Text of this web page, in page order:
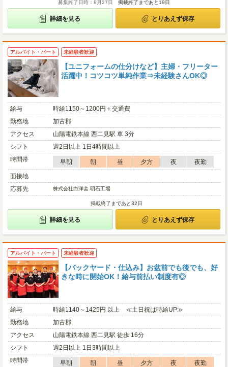
募集終了日時：8月27日 掲載終了まであと19日
詳細を見る とりあえず保存
アルバイト・パート 未経験者歓迎
【ユニフォームの仕分けなど】主婦・フリーター
活躍中！コツコツ単純作業⇒未経験さんOK◎
給与
時給1150～1200円＋交通費
勤務地
加古郡
アクセス
山陽電鉄本線 西二見駅 車 3分
シフト
週2日以上 1日4時間以上
時間帯
早朝 朝 昼 夕方 夜
夜勤
面接地
応募先
株式会社白洋舎 明石工場
掲載終了まであと32日
詳細を見る とりあえず保存
アルバイト・パート 未経験者歓迎
【バックヤード・仕込み】お盆前でも後でも、好
きな時に開始OK！給与前払い制度有◎
給与
時給1140～1425円 以上 ≪土日祝は時給UP≫
勤務地
加古郡
アクセス
山陽電鉄本線 西二見駅 徒歩 16分
シフト
週2日以上 1日3時間以上
時間帯
早朝 朝 昼 夕方 夜
夜勤